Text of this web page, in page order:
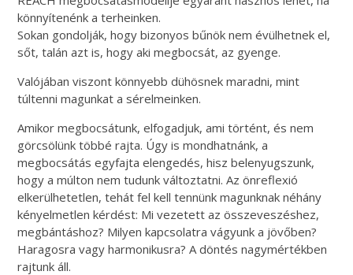
könnyítenénk a terheinken.
Sokan gondolják, hogy bizonyos bűnök nem évülhetnek el,
sőt, talán azt is, hogy aki megbocsát, az gyenge.
Valójában viszont könnyebb dühösnek maradni, mint
túltenni magunkat a sérelmeinken.
Amikor megbocsátunk, elfogadjuk, ami történt, és nem
görcsölünk többé rajta. Úgy is mondhatnánk, a
megbocsátás egyfajta elengedés, hisz belenyugszunk,
hogy a múlton nem tudunk változtatni. Az önreflexió
elkerülhetetlen, tehát fel kell tennünk magunknak néhány
kényelmetlen kérdést: Mi vezetett az összeveszéshez,
megbántáshoz? Milyen kapcsolatra vágyunk a jövőben?
Haragosra vagy harmonikusra? A döntés nagymértékben
rajtunk áll.